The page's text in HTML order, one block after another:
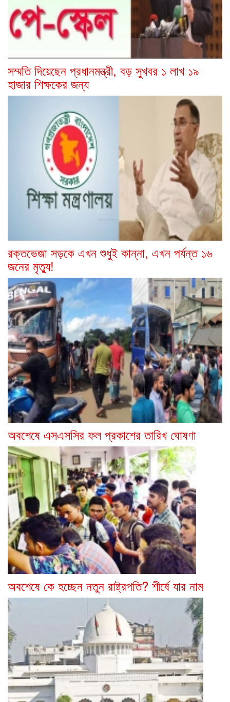
সম্মতি দিয়েছেন প্রধানমন্ত্রী, বড় সুখবর ১ লাখ ১৯
হাজার শিক্ষকের জন্য
রক্তভেজা সড়কে এখন শুধুই কান্না, এখন পর্যন্ত ১৬
জনের মৃত্যু!
অবশেষে এসএসসির ফল প্রকাশের তারিখ ঘোষণা
অবশেষে কে হচ্ছেন নতুন রাষ্ট্রপতি? শীর্ষে যার নাম